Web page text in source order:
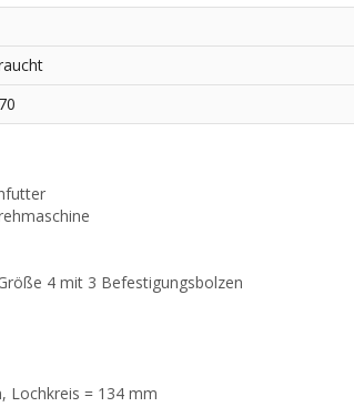
4 mit 3 Befestigungsbolzen
Lochkreis = 134 mm